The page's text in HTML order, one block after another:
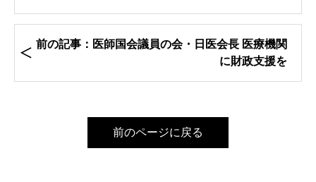
前の記事：医師国会議員の会・日医会長 医療機関
に財政支援を
前のページに戻る